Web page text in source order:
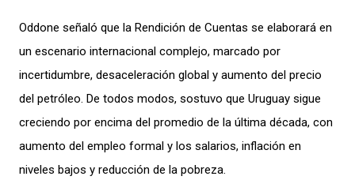
Oddone señaló que la Rendición de Cuentas se elaborará en
un escenario internacional complejo, marcado por
incertidumbre, desaceleración global y aumento del precio
del petróleo. De todos modos, sostuvo que Uruguay sigue
creciendo por encima del promedio de la última década, con
aumento del empleo formal y los salarios, inflación en
niveles bajos y reducción de la pobreza.